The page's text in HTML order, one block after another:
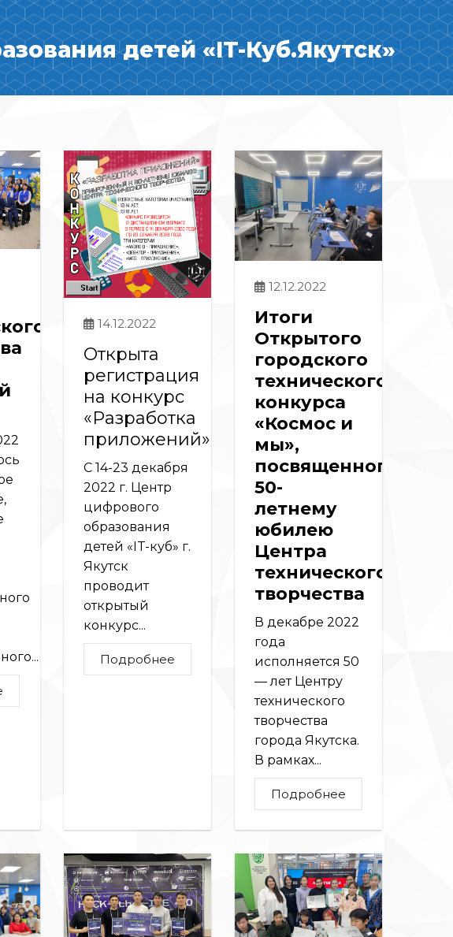
детей «IT-Куб.Якутск»
14.12.2022
Открыта
регистрация
на конкурс
«Разработка
приложений»
С 14-23 декабря
2022 г. Центр
цифрового
образования
детей «IT-куб» г.
Якутск
проводит
открытый
конкурс...
Подробнее
12.12.2022
Итоги
Открытого
городского
технического
конкурса
«Космос и
мы»,
посвященного
50-
летнему
юбилею
Центра
технического
творчества
В декабре 2022
года
исполняется 50
— лет Центру
технического
творчества
города Якутска.
В рамках...
Подробнее